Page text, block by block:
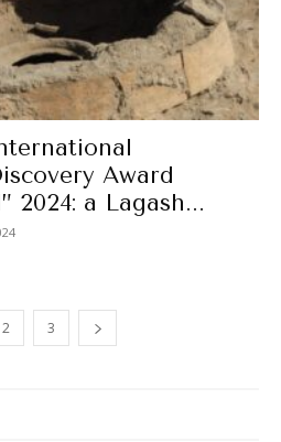
Award
2024: a Lagash...
2 3